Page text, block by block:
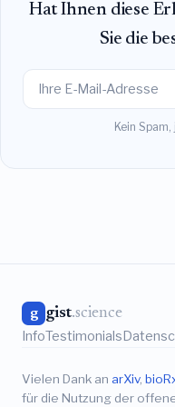
Hat Ihnen diese
Sie die
Kein
g gist.science
InfoTestimonials
Vielen Dank an arXiv,
für die Nutzung der